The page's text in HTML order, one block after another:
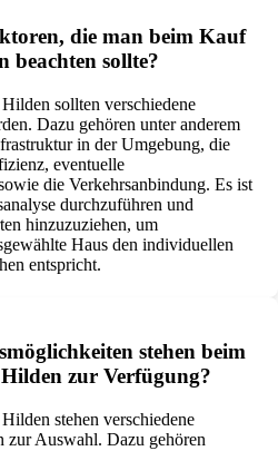
die man beim Kauf
beachten sollte?
sollten verschiedene
Dazu gehören unter anderem
in der Umgebung, die
eventuelle
die Verkehrsanbindung. Es ist
durchzuführen und
hinzuzuziehen, um
Haus den individuellen
entspricht.
stehen beim
zur Verfügung?
stehen verschiedene
zur Auswahl. Dazu gehören